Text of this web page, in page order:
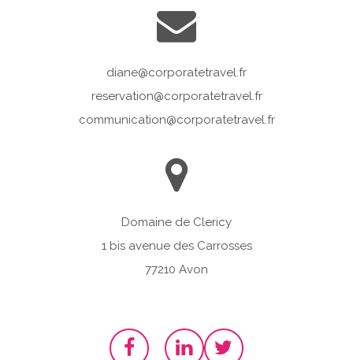
diane@corporatetravel.fr
reservation@corporatetravel.fr
communication@corporatetravel.fr
Domaine de Clericy
1 bis avenue des Carrosses
77210 Avon